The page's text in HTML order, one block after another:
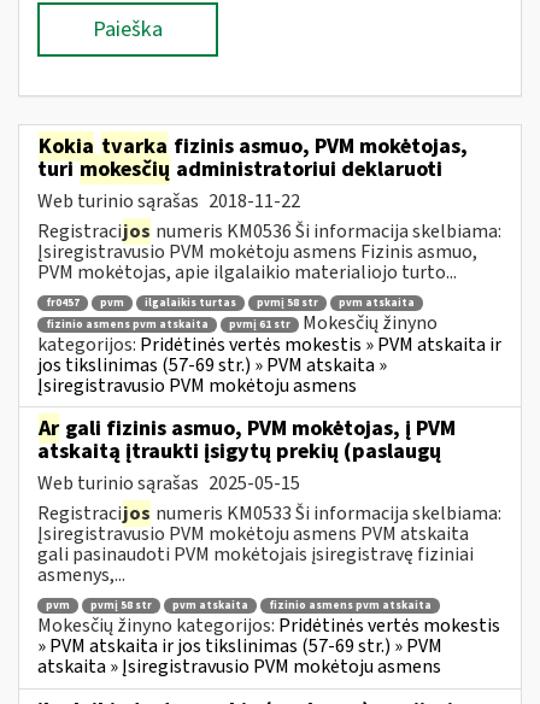
Paieška
Kokia tvarka fizinis asmuo, PVM mokėtojas,
turimokesčių administratoriui deklaruoti
Web turinio sąrašas 2018-11-22
Registracijos numeris KM0536 Ši informacija skelbiama:
Įsiregistravusio PVM mokėtoju asmens Fizinis asmuo,
PVM mokėtojas, apie ilgalaikio materialiojo turto...
fr0457 pvm ilgalaikis turtas pvmį 58 str
pvm atskaita
fizinio asmens pvm atskaita
pvmį 61 str
Mokesčių žinyno
kategorijos: Pridėtinės vertės mokestis » PVM atskaita ir
jos tikslinimas (57-69 str.) » PVM atskaita »
Įsiregistravusio PVM mokėtoju asmens
Ar gali fizinis asmuo, PVM mokėtojas, į PVM
atskaitą įtraukti įsigytų prekių (paslaugų
Web turinio sąrašas 2025-05-15
Registracijos numeris KM0533 Ši informacija skelbiama:
Įsiregistravusio PVM mokėtoju asmens PVM atskaita
gali pasinaudoti PVM mokėtojais įsiregistravę fiziniai
asmenys,...
pvm pvmį 58 str pvm atskaita fizinio asmens pvm atskaita
Mokesčių žinyno kategorijos: Pridėtinės vertės mokestis
» PVM atskaita ir jos tikslinimas (57-69 str.) » PVM
atskaita » Įsiregistravusio PVM mokėtoju asmens